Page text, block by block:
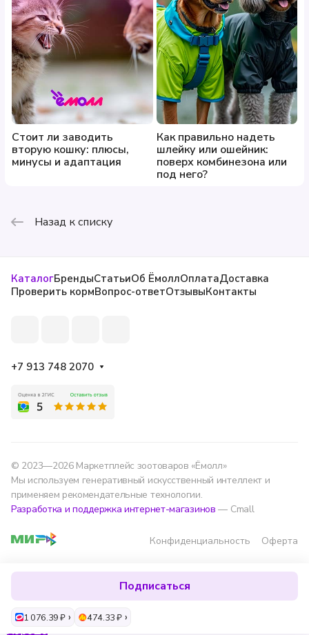
Подписаться
1 076.39 ₽ 474.33 ₽
Размер: XS (окружность шеи 15–21 см)
Рекомендации
Использовать как декоративный аксессуар. Не
является ошейником или средством фиксации.
Следите, чтобы питомец не грыз украшение и не
оставался в нём без присмотра.
Стоит ли заводить
вторую кошку: плюсы,
минусы и адаптация
Как правильно надеть
шлейку или ошейник:
поверх комбинезона или
под него?
Назад к списку
КаталогБрендыСтатьиОб ЁмоллОплатаДоставка
Проверить кормВопрос-ответОтзывыКонтакты
+7 913 748 2070
© 2023—2026 Маркетплейс зоотоваров «Ёмолл»
Мы используем генеративный искусственный интеллект и
применяем рекомендательные технологии.
Разработка и поддержка интернет-магазинов — Cmall
Конфиденциальность Оферта
Мы используем данные для удобства, улучшения
сервиса и аналитики — согласнополитике
обработки данных.
Хорошо